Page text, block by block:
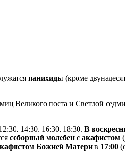
панихиды (кроме
Великого поста и Светлой
14:30, 16:30, 18:30. В
соборный молебен с акафистом
Божией Матери в 17:00